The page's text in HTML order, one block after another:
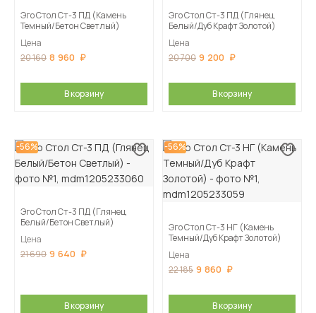
Эго Стол Ст-3 ПД (Камень
Темный/Бетон Светлый)
Цена
20 160 8 960
В корзину
Эго Стол Ст-3 ПД (Глянец
Белый/Дуб Крафт Золотой)
Цена
20 700 9 200
В корзину
-56%
Эго Стол Ст-3 ПД (Глянец
Белый/Бетон Светлый)
Цена
21 690 9 640
В корзину
-56%
Эго Стол Ст-3 НГ (Камень
Темный/Дуб Крафт Золотой)
Цена
22 185 9 860
В корзину